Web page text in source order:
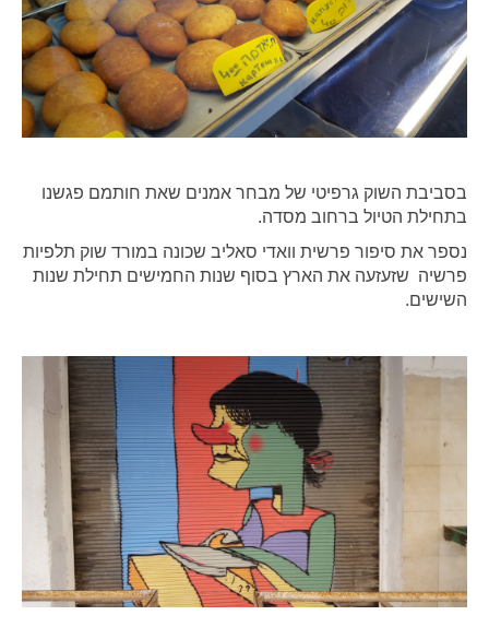
בסביבת השוק גרפיטי של מבחר אמנים שאת חותמם פגשנו
בתחילת הטיול ברחוב מסדה.
נספר את סיפור פרשית וואדי סאליב שכונה במורד שוק תלפיות
פרשיה שזעזעה את הארץ בסוף שנות החמישים תחילת שנות
השישים.